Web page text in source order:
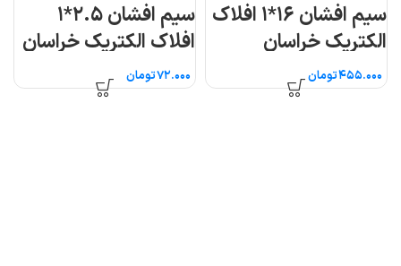
سیم افشان ۱۶*۱ افلاک
الکتریک خراسان
تومان
سیم افشان ۲.۵*۱
افلاک الکتریک خراسان
(متری)
تومان